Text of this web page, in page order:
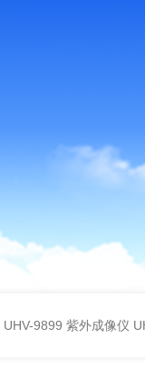
UHV-9899 紫外成像仪